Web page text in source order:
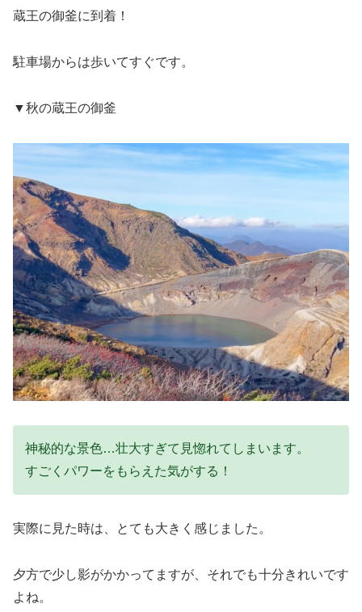
蔵王の御釜に到着！
駐車場からは歩いてすぐです。
▼秋の蔵王の御釜
神秘的な景色…壮大すぎて見惚れてしまいます。
すごくパワーをもらえた気がする！
実際に見た時は、とても大きく感じました。
夕方で少し影がかかってますが、それでも十分きれいです
よね。